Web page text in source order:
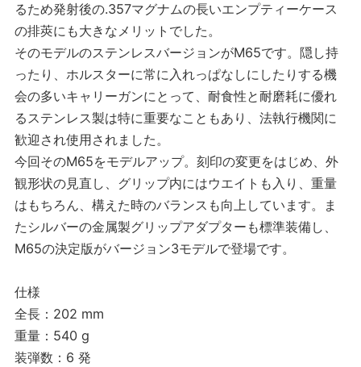
るため発射後の.357マグナムの長いエンプティーケース
の排莢にも大きなメリットでした。
そのモデルのステンレスバージョンがM65です。隠し持
ったり、ホルスターに常に入れっぱなしにしたりする機
会の多いキャリーガンにとって、耐食性と耐磨耗に優れ
るステンレス製は特に重要なこともあり、法執行機関に
歓迎され使用されました。
今回そのM65をモデルアップ。刻印の変更をはじめ、外
観形状の見直し、グリップ内にはウエイトも入り、重量
はもちろん、構えた時のバランスも向上しています。ま
たシルバーの金属製グリップアダプターも標準装備し、
M65の決定版がバージョン3モデルで登場です。
仕様
全長：202 mm
重量：540 g
装弾数：6 発